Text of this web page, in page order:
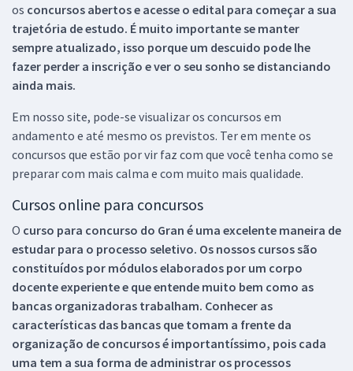
os concursos abertos e acesse o edital para começar a sua
trajetória de estudo. É muito importante se manter
sempre atualizado, isso porque um descuido pode lhe
fazer perder a inscrição e ver o seu sonho se distanciando
ainda mais.
Em nosso site, pode-se visualizar os concursos em
andamento e até mesmo os previstos. Ter em mente os
concursos que estão por vir faz com que você tenha como se
preparar com mais calma e com muito mais qualidade.
Cursos online para concursos
O curso para concurso do Gran é uma excelente maneira de
estudar para o processo seletivo. Os nossos cursos são
constituídos por módulos elaborados por um corpo
docente experiente e que entende muito bem como as
bancas organizadoras trabalham. Conhecer as
características das bancas que tomam a frente da
organização de concursos é importantíssimo, pois cada
uma tem a sua forma de administrar os processos